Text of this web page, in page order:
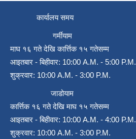
कार्यालय समय
गर्मीयाम
माघ १६ गते देखि कार्त्तिक १५ गतेसम्म
आइतबार - बिहीवार: 10:00 A.M. - 5:00 P.M.
शुक्रवार: 10:00 A.M. - 3:00 P.M.
जाडोयाम
कार्त्तिक १६ गते देखि माघ १५ गतेसम्म
आइतबार - बिहीवार: 10:00 A.M. - 4:00 P.M.
शुक्रवार: 10:00 A.M. - 3:00 P.M.